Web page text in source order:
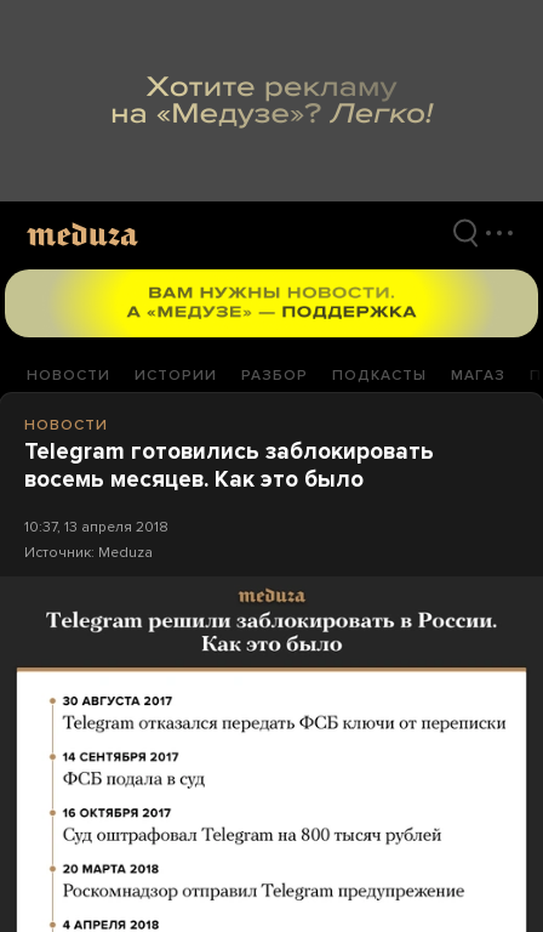
НОВОСТИ ИСТОРИИ РАЗБОР ПОДКАСТЫ МАГАЗ
НОВОСТИ
Telegram готовились заблокировать
восемь месяцев. Как это было
10:37, 13 апреля 2018
Источник: Meduza